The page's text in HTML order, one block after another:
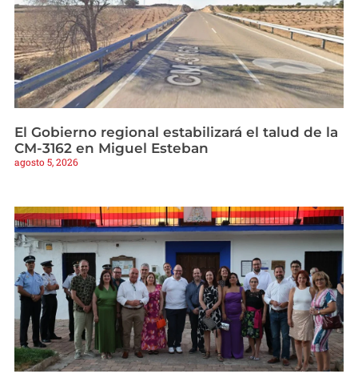
El Gobierno regional estabilizará el talud de la
CM-3162 en Miguel Esteban
agosto 5, 2026